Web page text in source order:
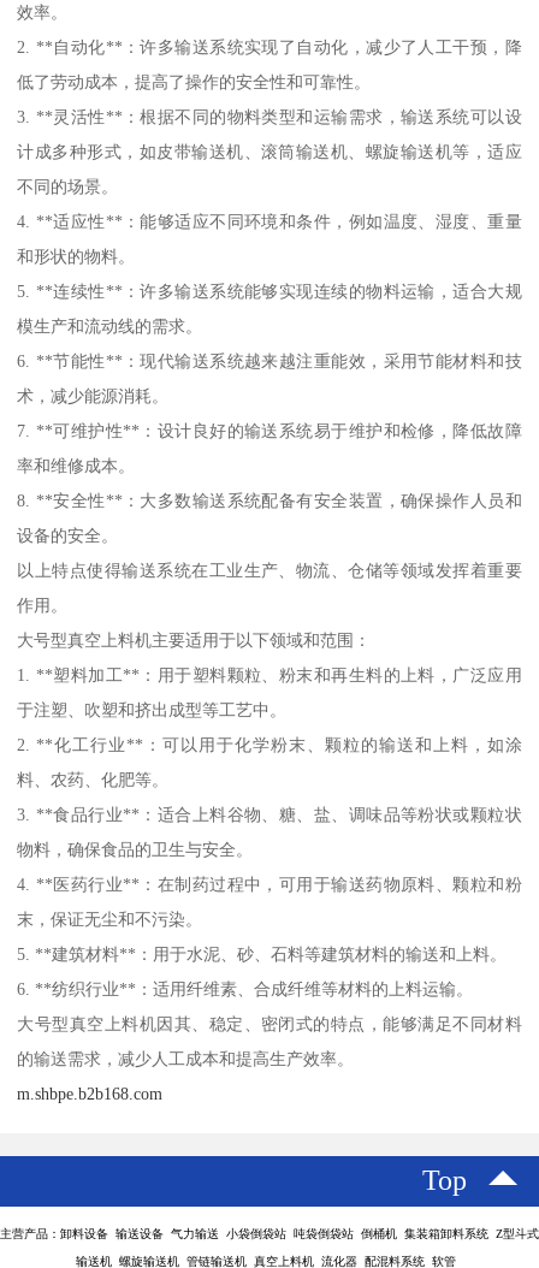
效率。
2. **自动化**：许多输送系统实现了自动化，减少了人工干预，降
低了劳动成本，提高了操作的安全性和可靠性。
3. **灵活性**：根据不同的物料类型和运输需求，输送系统可以设
计成多种形式，如皮带输送机、滚筒输送机、螺旋输送机等，适应
不同的场景。
4. **适应性**：能够适应不同环境和条件，例如温度、湿度、重量
和形状的物料。
5. **连续性**：许多输送系统能够实现连续的物料运输，适合大规
模生产和流动线的需求。
6. **节能性**：现代输送系统越来越注重能效，采用节能材料和技
术，减少能源消耗。
7. **可维护性**：设计良好的输送系统易于维护和检修，降低故障
率和维修成本。
8. **安全性**：大多数输送系统配备有安全装置，确保操作人员和
设备的安全。
以上特点使得输送系统在工业生产、物流、仓储等领域发挥着重要
作用。
大号型真空上料机主要适用于以下领域和范围：
1. **塑料加工**：用于塑料颗粒、粉末和再生料的上料，广泛应用
于注塑、吹塑和挤出成型等工艺中。
2. **化工行业**：可以用于化学粉末、颗粒的输送和上料，如涂
料、农药、化肥等。
3. **食品行业**：适合上料谷物、糖、盐、调味品等粉状或颗粒状
物料，确保食品的卫生与安全。
4. **医药行业**：在制药过程中，可用于输送药物原料、颗粒和粉
末，保证无尘和不污染。
5. **建筑材料**：用于水泥、砂、石料等建筑材料的输送和上料。
6. **纺织行业**：适用纤维素、合成纤维等材料的上料运输。
大号型真空上料机因其、稳定、密闭式的特点，能够满足不同材料
的输送需求，减少人工成本和提高生产效率。
m.shbpe.b2b168.com
Top
主营产品：卸料设备 输送设备 气力输送 小袋倒袋站 吨袋倒袋站 倒桶机 集装箱卸料系统 Z型斗式
输送机 螺旋输送机 管链输送机 真空上料机 流化器 配混料系统 软管